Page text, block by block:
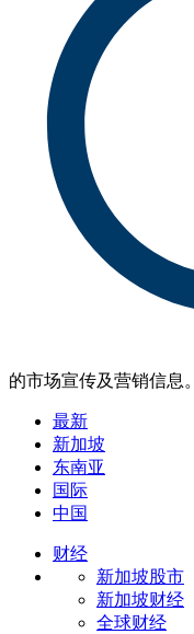
的市场宣传及营销信息。
最新
新加坡
东南亚
国际
中国
财经
新加坡股市
新加坡财经
全球财经